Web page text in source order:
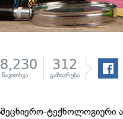
წაკითხვა
312
გაზიარება
ტექნოლოგიური